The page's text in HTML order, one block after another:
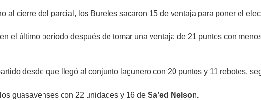
al cierre del parcial, los Bureles sacaron 15 de ventaja para poner el
el último período después de tomar una ventaja de 21 puntos con
desde que llegó al conjunto lagunero con 20 puntos y 11 rebotes,
guasavenses con 22 unidades y 16 de Sa’ed Nelson.